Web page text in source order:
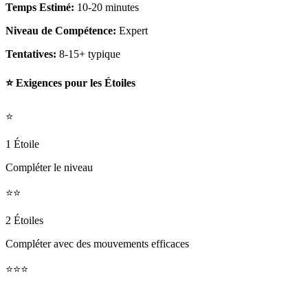
Temps Estimé: 10-20 minutes
Niveau de Compétence: Expert
Tentatives: 8-15+ typique
⭐ Exigences pour les Étoiles
⭐
1 Étoile
Compléter le niveau
⭐⭐
2 Étoiles
Compléter avec des mouvements efficaces
⭐⭐⭐